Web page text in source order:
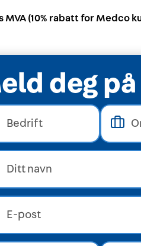
MVA (10% rabatt for Medco
deg